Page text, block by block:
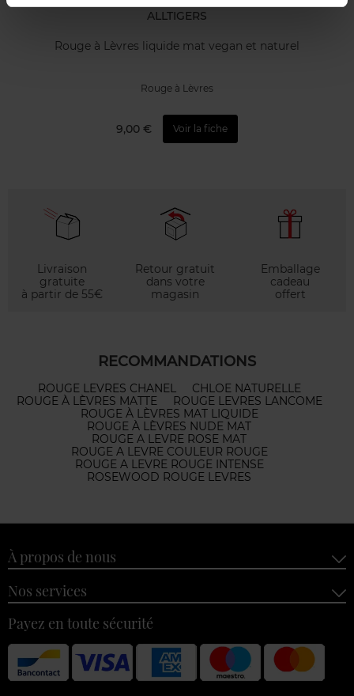
ALLTIGERS
Rouge à Lèvres liquide mat vegan et naturel
Rouge à Lèvres
9,00 € Voir la fiche
Livraison
gratuite
à partir de 55€
Retour gratuit
dans votre
magasin
Emballage
cadeau
offert
RECOMMANDATIONS
ROUGE LEVRES CHANEL
CHLOE NATURELLE
ROUGE À LÈVRES MATTE
ROUGE LEVRES LANCOME
ROUGE À LÈVRES MAT LIQUIDE
ROUGE À LÈVRES NUDE MAT
ROUGE A LEVRE ROSE MAT
ROUGE A LEVRE COULEUR ROUGE
ROUGE A LEVRE ROUGE INTENSE
ROSEWOOD ROUGE LEVRES
À propos de nous
Nos services
Payez en toute sécurité